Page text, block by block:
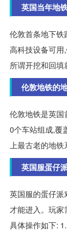
英国当年地
伦敦首条地下
高科技设备可用
所谓开挖和回填
伦敦地铁的
伦敦地铁是英
0个车站组成,覆
上最古老的地铁
英国服蛋仔
英国服的蛋仔
才能进入。玩家
具体操作如下: